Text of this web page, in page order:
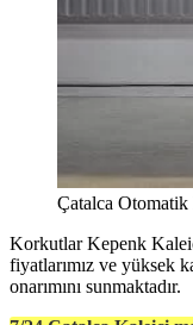
Çatalca
Korkutlar Kepenk
fiyatlarımız ve yüksek
onarımını sunmaktadır.